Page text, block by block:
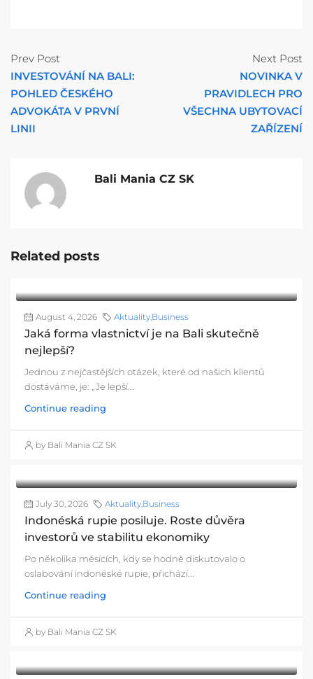
Prev Post
INVESTOVÁNÍ NA BALI:
POHLED ČESKÉHO
ADVOKÁTA V PRVNÍ
LINII
Next Post
NOVINKA V
PRAVIDLECH PRO
VŠECHNA UBYTOVACÍ
ZAŘÍZENÍ
Bali Mania CZ SK
Related posts
August 4, 2026 Aktuality,Business
Jaká forma vlastnictví je na Bali skutečně
nejlepší?
Jednou z nejčastějších otázek, které od našich klientů
dostáváme, je: „Je lepší...
Continue reading
by Bali Mania CZ SK
July 30, 2026 Aktuality,Business
Indonéská rupie posiluje. Roste důvěra
investorů ve stabilitu ekonomiky
Po několika měsících, kdy se hodně diskutovalo o
oslabování indonéské rupie, přichází...
Continue reading
by Bali Mania CZ SK